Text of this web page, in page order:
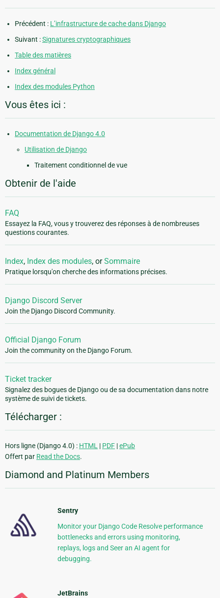
Précédent : L’infrastructure de cache dans Django
Suivant :Signatures cryptographiques
Table des matières
Index général
Index des modules Python
Vous êtes ici :
Documentation de Django 4.0
Utilisation de Django
Traitement conditionnel de vue
Obtenir de l'aide
FAQ
Essayez la FAQ, vous y trouverez des réponses à de nombreuses
questions courantes.
Index, Index des modules, orSommaire
Pratique lorsqu'on cherche des informations précises.
Django Discord Server
Join the Django Discord Community.
Official Django Forum
Join the community on the Django Forum.
Ticket tracker
Signalez des bogues de Django ou de sa documentation dans notre
système de suivi de tickets.
Télécharger :
Hors ligne (Django 4.0) : HTML | PDF |ePub
Offert par Read the Docs.
Diamond and Platinum Members
Sentry
Monitor your Django Code Resolve performance
bottlenecks and errors using monitoring,
replays, logs and Seer an AI agent for
debugging.
JetBrains